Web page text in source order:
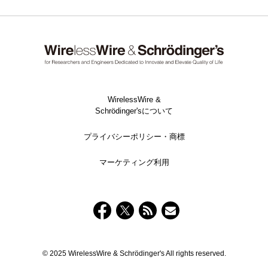
WirelessWire &
Schrödinger'sについて
プライバシーポリシー・商標
マーケティング利用
© 2025 WirelessWire & Schrödinger's All rights reserved.